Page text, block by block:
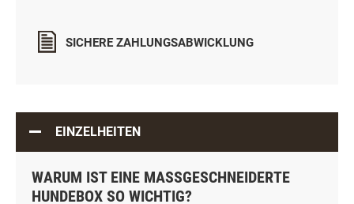
SICHERE ZAHLUNGSABWICKLUNG
EINZELHEITEN
WARUM IST EINE MASSGESCHNEIDERTE H
UNDEBOX SO WICHTIG?